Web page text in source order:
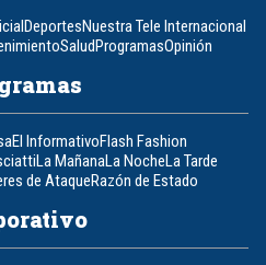
DeportesNuestra Tele Internacional
SaludProgramasOpinión
El InformativoFlash Fashion
La MañanaLa NocheLa Tarde
de AtaqueRazón de Estado